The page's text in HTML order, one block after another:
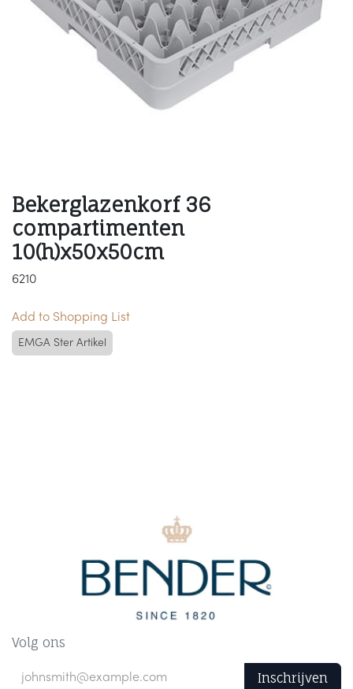
Bekerglazenkorf 36
compartimenten
10(h)x50x50cm
6210
Add to Shopping List
EMGA Ster Artikel
Volg ons
Inschrijven